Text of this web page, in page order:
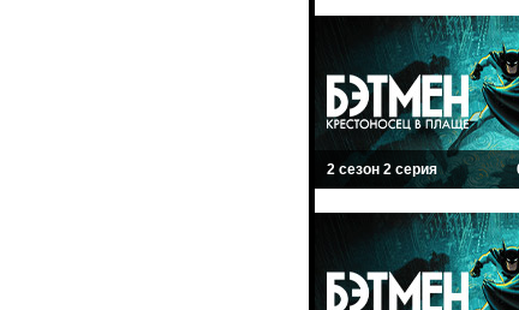
2 сезон 2 серия